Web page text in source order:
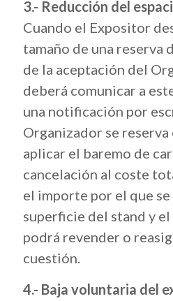
3.- Reducción del
Cuando el Expositor
tamaño de una reserva
de la aceptación del
deberá comunicar a
una notificación por
Organizador se
aplicar el baremo de
cancelación al coste
el importe por el que
superficie del stand y
podrá revender o
cuestión.
4.- Baja voluntaria del